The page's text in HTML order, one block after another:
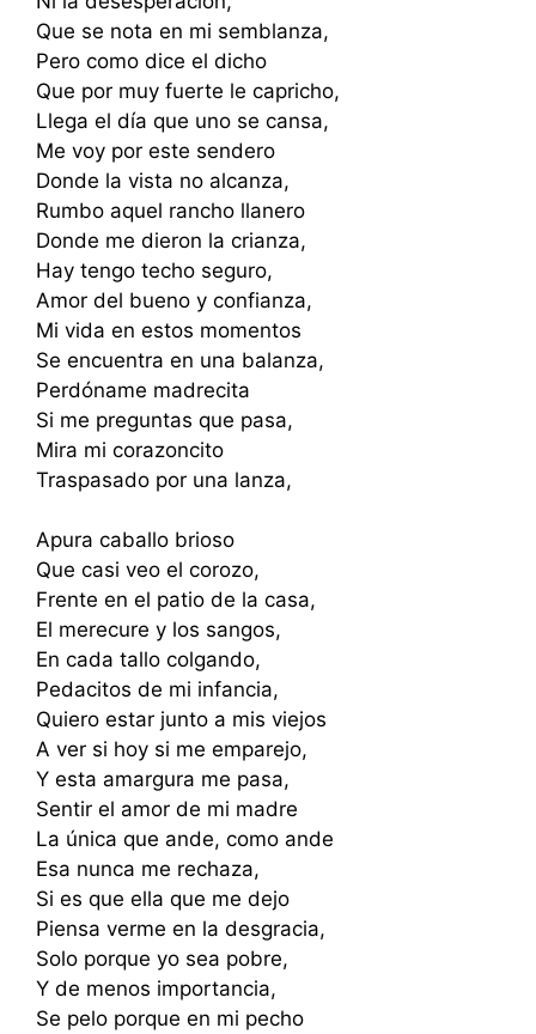
Que se nota en mi semblanza,
Pero como dice el dicho
Que por muy fuerte le capricho,
Llega el día que uno se cansa,
Me voy por este sendero
Donde la vista no alcanza,
Rumbo aquel rancho llanero
Donde me dieron la crianza,
Hay tengo techo seguro,
Amor del bueno y confianza,
Mi vida en estos momentos
Se encuentra en una balanza,
Perdóname madrecita
Si me preguntas que pasa,
Mira mi corazoncito
Traspasado por una lanza,
Apura caballo brioso
Que casi veo el corozo,
Frente en el patio de la casa,
El merecure y los sangos,
En cada tallo colgando,
Pedacitos de mi infancia,
Quiero estar junto a mis viejos
A ver si hoy si me emparejo,
Y esta amargura me pasa,
Sentir el amor de mi madre
La única que ande, como ande
Esa nunca me rechaza,
Si es que ella que me dejo
Piensa verme en la desgracia,
Solo porque yo sea pobre,
Y de menos importancia,
Se pelo porque en mi pecho